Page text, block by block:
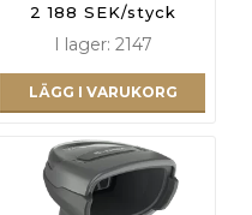
2 188 SEK/styck
I lager: 2147
LÄGG I VARUKORG